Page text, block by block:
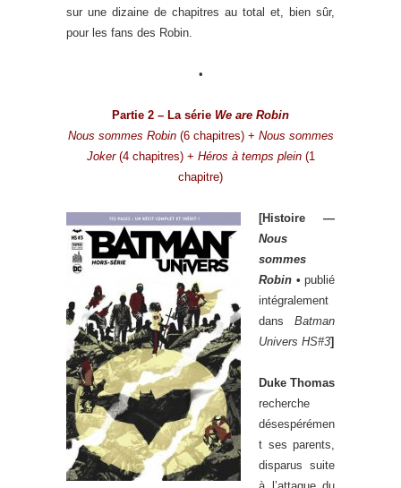
sur une dizaine de chapitres au total et, bien sûr,
pour les fans des Robin.
•
Partie 2 – La série We are Robin
Nous sommes Robin(6 chapitres) + Nous sommes
Joker(4 chapitres) + Héros à temps plein(1
chapitre)
[Histoire —
Nous
sommes
Robin • publié
intégralement
dans Batman
Univers HS#3]
Duke Thomas
recherche
désespérémen
t ses parents,
disparus suite